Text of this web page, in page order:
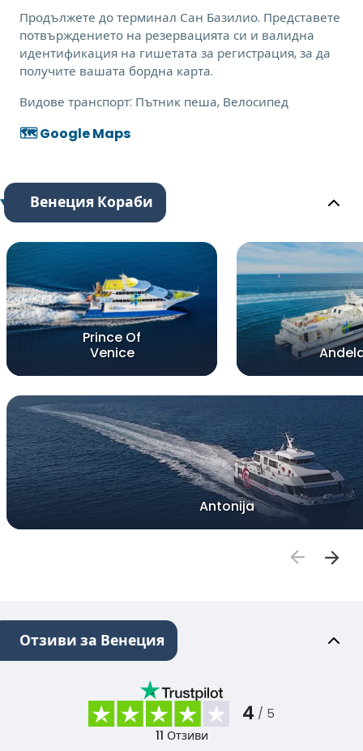
Продължете до терминал Сан Базилио. Представете
потвърждението на резервацията си и валидна
идентификация на гишетата за регистрация, за да
получите вашата бордна карта.
Видове транспорт: Пътник пеша, Велосипед
🗺️ Google Maps
Венеция Кораби
Prince Of
Venice
Antonija
Отзиви за Венеция
4 / 5
11 Отзиви